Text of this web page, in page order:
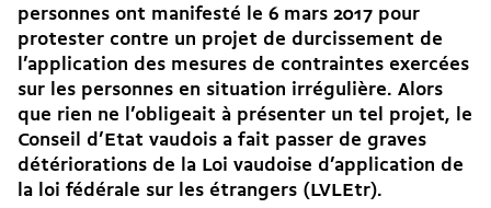
personnes ont manifesté le 6 mars 2017 pour
protester contre un projet de durcissement de
l’application des mesures de contraintes exercées
sur les personnes en situation irrégulière. Alors
que rien ne l’obligeait à présenter un tel projet, le
Conseil d’Etat vaudois a fait passer de graves
détériorations de la Loi vaudoise d’application de
la loi fédérale sur les étrangers (LVLEtr).